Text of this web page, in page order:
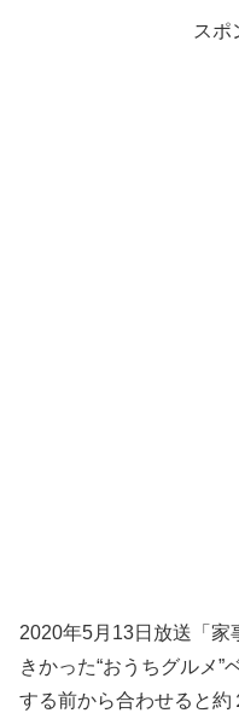
スポ
2020年5月13日放送「家
きかった“おうちグルメ
する前から合わせると約